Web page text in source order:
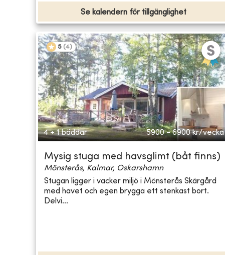
Se kalendern för tillgänglighet
5 (4)
4 + 1 bäddar 5900 - 6900 kr/vecka
Mysig stuga med havsglimt (båt finns)
Mönsterås, Kalmar, Oskarshamn
Stugan ligger i vacker miljö i Mönsterås Skärgård
med havet och egen brygga ett stenkast bort.
Delvi...